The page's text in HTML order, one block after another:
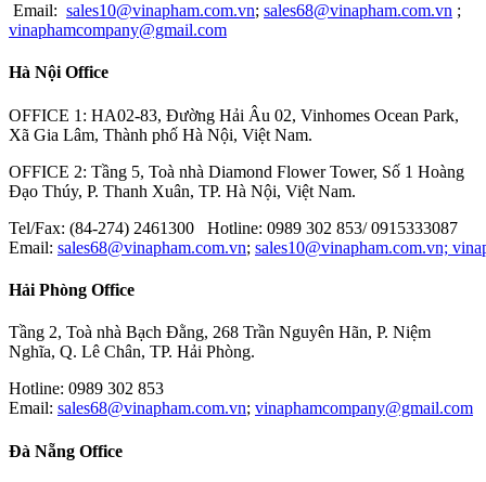
GOOT
OPTEX-FA
MITOTUYO
Email: sales10@vinapham.com.vn; sales68@vinapham.com.vn ;
vinaphamcompany@gmail.com
Hà Nội Office
OFFICE 1: HA02-83, Đường Hải Âu 02, Vinhomes Ocean Park,
Xã Gia Lâm, Thành phố Hà Nội, Việt Nam.
OFFICE 2: Tầng 5, Toà nhà Diamond Flower Tower, Số 1 Hoàng
Đạo Thúy, P. Thanh Xuân, TP. Hà Nội, Việt Nam.
Tel/Fax: (84-274) 2461300 Hotline: 0989 302 853/ 0915333087
Email: sales68@vinapham.com.vn; sales10@vinapham.com.vn;
Hải Phòng Office
Tầng 2, Toà nhà Bạch Đằng, 268 Trần Nguyên Hãn, P. Niệm
Nghĩa, Q. Lê Chân, TP. Hải Phòng.
Hotline: 0989 302 853
Email: sales68@vinapham.com.vn; vinaphamcompany@gmail.com
Đà Nẵng Office